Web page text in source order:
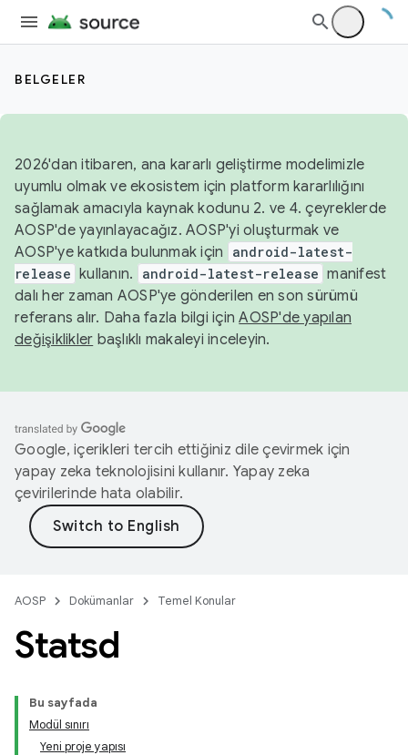
BELGELER
2026'dan itibaren, ana kararlı geliştirme modelimizle
uyumlu olmak ve ekosistem için platform kararlılığını
sağlamak amacıyla kaynak kodunu 2. ve 4. çeyreklerde
AOSP'de yayınlayacağız. AOSP'yi oluşturmak ve
AOSP'ye katkıda bulunmak için
android-latest-
release kullanın. android-latest-release manifest
dalı her zaman AOSP'ye gönderilen en son sürümü
referans alır. Daha fazla bilgi içinAOSP'de yapılan
değişiklikler başlıklı makaleyi inceleyin.
Google, içerikleri tercih ettiğiniz dile çevirmek için
yapay zeka teknolojisini kullanır. Yapay zeka
çevirilerinde hata olabilir.
AOSP Dokümanlar Temel Konular
Statsd
Bu sayfada
Modül sınırı
Yeni proje yapısı